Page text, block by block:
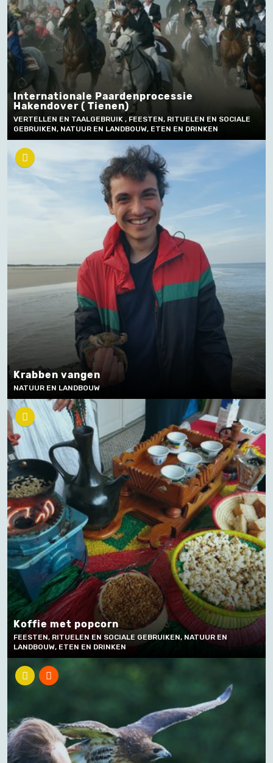
Internationale Paardenprocessie
Hakendover ( Tienen)
VERTELLEN EN TAALGEBRUIK , FEESTEN, RITUELEN EN SOCIALE
GEBRUIKEN, NATUUR EN LANDBOUW, ETEN EN DRINKEN
Krabben vangen
NATUUR EN LANDBOUW
Koffie met popcorn
FEESTEN, RITUELEN EN SOCIALE GEBRUIKEN, NATUUR EN
LANDBOUW, ETEN EN DRINKEN